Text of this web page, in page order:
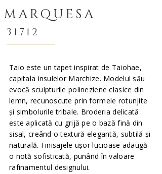
MARQUESA
31712
Taio este un tapet inspirat de Taiohae,
capitala insulelor Marchize. Modelul său
evocă sculpturile polineziene clasice din
lemn, recunoscute prin formele rotunjite
și simbolurile tribale. Broderia delicată
este aplicată cu grijă pe o bază fină din
sisal, creând o textură elegantă, subtilă și
naturală. Finisajele ușor lucioase adaugă
o notă sofisticată, punând în valoare
rafinamentul designului.